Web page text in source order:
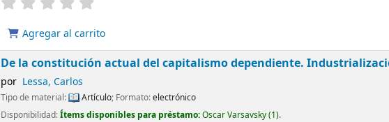
Agregar al carrito
De la constitución actual del capitalismo dependiente.
por Lessa, Carlos
Tipo de material: Artículo; Formato:electrónico
Disponibilidad:Ítems disponibles para préstamo:Oscar Varsavsky(1).